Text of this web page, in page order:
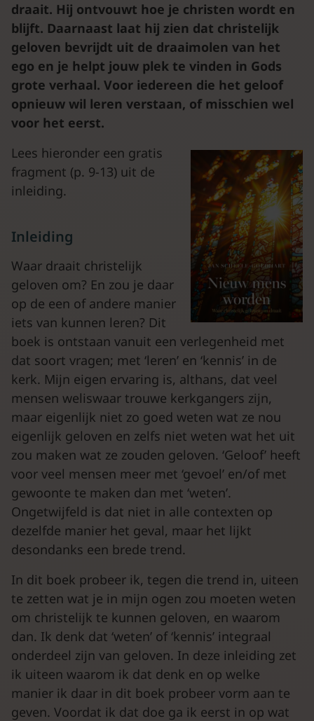
draait. Hij ontvouwt hoe je christen wordt en
blijft. Daarnaast laat hij zien dat christelijk
geloven bevrijdt uit de draaimolen van het
ego en je helpt jouw plek te vinden in Gods
grote verhaal. Voor iedereen die het geloof
opnieuw wil leren verstaan, of misschien wel
voor het eerst.
Lees hieronder een gratis
fragment (p. 9-13) uit de
inleiding.
Inleiding
Waar draait christelijk
geloven om? En zou je daar
op de een of andere manier
iets van kunnen leren? Dit
boek is ontstaan vanuit een verlegenheid met
dat soort vragen; met ‘leren’ en ‘kennis’ in de
kerk. Mijn eigen ervaring is, althans, dat veel
mensen weliswaar trouwe kerkgangers zijn,
maar eigenlijk niet zo goed weten wat ze nou
eigenlijk geloven en zelfs niet weten wat het uit
zou maken wat ze zouden geloven. ‘Geloof’ heeft
voor veel mensen meer met ‘gevoel’ en/of met
gewoonte te maken dan met ‘weten’.
Ongetwijfeld is dat niet in alle contexten op
dezelfde manier het geval, maar het lijkt
desondanks een brede trend.
In dit boek probeer ik, tegen die trend in, uiteen
te zetten wat je in mijn ogen zou moeten weten
om christelijk te kunnen geloven, en waarom
dan. Ik denk dat ‘weten’ of ‘kennis’ integraal
onderdeel zijn van geloven. In deze inleiding zet
ik uiteen waarom ik dat denk en op welke
manier ik daar in dit boek probeer vorm aan te
geven. Voordat ik dat doe ga ik eerst in op wat